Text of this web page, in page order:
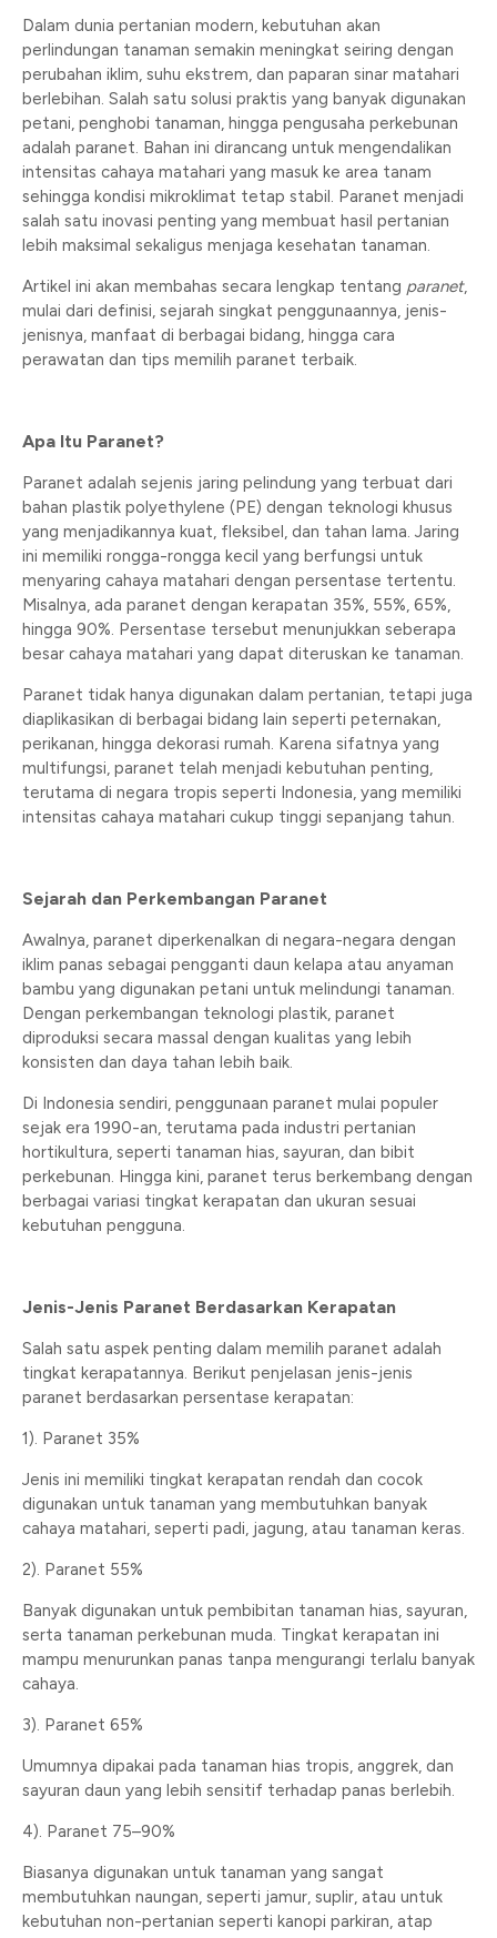
Dalam dunia pertanian modern, kebutuhan akan
perlindungan tanaman semakin meningkat seiring dengan
perubahan iklim, suhu ekstrem, dan paparan sinar matahari
berlebihan. Salah satu solusi praktis yang banyak digunakan
petani, penghobi tanaman, hingga pengusaha perkebunan
adalah paranet. Bahan ini dirancang untuk mengendalikan
intensitas cahaya matahari yang masuk ke area tanam
sehingga kondisi mikroklimat tetap stabil. Paranet menjadi
salah satu inovasi penting yang membuat hasil pertanian
lebih maksimal sekaligus menjaga kesehatan tanaman.
Artikel ini akan membahas secara lengkap tentang paranet,
mulai dari definisi, sejarah singkat penggunaannya, jenis-
jenisnya, manfaat di berbagai bidang, hingga cara
perawatan dan tips memilih paranet terbaik.
Apa Itu Paranet?
Paranet adalah sejenis jaring pelindung yang terbuat dari
bahan plastik polyethylene (PE) dengan teknologi khusus
yang menjadikannya kuat, fleksibel, dan tahan lama. Jaring
ini memiliki rongga-rongga kecil yang berfungsi untuk
menyaring cahaya matahari dengan persentase tertentu.
Misalnya, ada paranet dengan kerapatan 35%, 55%, 65%,
hingga 90%. Persentase tersebut menunjukkan seberapa
besar cahaya matahari yang dapat diteruskan ke tanaman.
Paranet tidak hanya digunakan dalam pertanian, tetapi juga
diaplikasikan di berbagai bidang lain seperti peternakan,
perikanan, hingga dekorasi rumah. Karena sifatnya yang
multifungsi, paranet telah menjadi kebutuhan penting,
terutama di negara tropis seperti Indonesia, yang memiliki
intensitas cahaya matahari cukup tinggi sepanjang tahun.
Sejarah dan Perkembangan Paranet
Awalnya, paranet diperkenalkan di negara-negara dengan
iklim panas sebagai pengganti daun kelapa atau anyaman
bambu yang digunakan petani untuk melindungi tanaman.
Dengan perkembangan teknologi plastik, paranet
diproduksi secara massal dengan kualitas yang lebih
konsisten dan daya tahan lebih baik.
Di Indonesia sendiri, penggunaan paranet mulai populer
sejak era 1990-an, terutama pada industri pertanian
hortikultura, seperti tanaman hias, sayuran, dan bibit
perkebunan. Hingga kini, paranet terus berkembang dengan
berbagai variasi tingkat kerapatan dan ukuran sesuai
kebutuhan pengguna.
Jenis-Jenis Paranet Berdasarkan Kerapatan
Salah satu aspek penting dalam memilih paranet adalah
tingkat kerapatannya. Berikut penjelasan jenis-jenis
paranet berdasarkan persentase kerapatan:
1). Paranet 35%
Jenis ini memiliki tingkat kerapatan rendah dan cocok
digunakan untuk tanaman yang membutuhkan banyak
cahaya matahari, seperti padi, jagung, atau tanaman keras.
2). Paranet 55%
Banyak digunakan untuk pembibitan tanaman hias, sayuran,
serta tanaman perkebunan muda. Tingkat kerapatan ini
mampu menurunkan panas tanpa mengurangi terlalu banyak
cahaya.
3). Paranet 65%
Umumnya dipakai pada tanaman hias tropis, anggrek, dan
sayuran daun yang lebih sensitif terhadap panas berlebih.
4). Paranet 75–90%
Biasanya digunakan untuk tanaman yang sangat
membutuhkan naungan, seperti jamur, suplir, atau untuk
kebutuhan non-pertanian seperti kanopi parkiran, atap